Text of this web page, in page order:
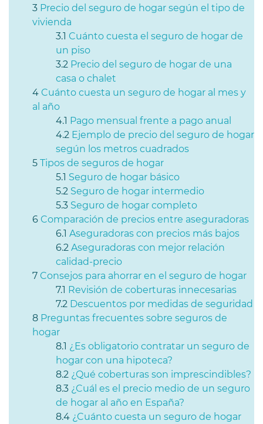
Precio del seguro de hogar según el tipo de
vivienda
Cuánto cuesta el seguro de hogar de
un piso
Precio del seguro de hogar de una
casa o chalet
Cuánto cuesta un seguro de hogar al mes y
al año
Pago mensual frente a pago anual
Ejemplo de precio del seguro de hogar
según los metros cuadrados
Tipos de seguros de hogar
Seguro de hogar básico
Seguro de hogar intermedio
Seguro de hogar completo
Comparación de precios entre aseguradoras
Aseguradoras con precios más bajos
Aseguradoras con mejor relación
calidad-precio
Consejos para ahorrar en el seguro de hogar
Revisión de coberturas innecesarias
Descuentos por medidas de seguridad
Preguntas frecuentes sobre seguros de
hogar
¿Es obligatorio contratar un seguro de
hogar con una hipoteca?
¿Qué coberturas son imprescindibles?
¿Cuál es el precio medio de un seguro
de hogar al año en España?
¿Cuánto cuesta un seguro de hogar